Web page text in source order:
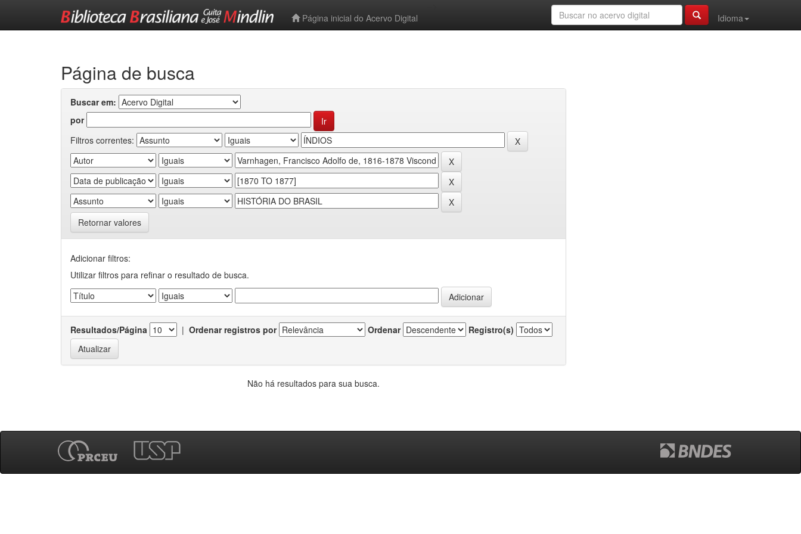
Página inicial do Acervo Digital
Idioma
Página de busca
Buscar em:
por
Filtros correntes:
Retornar valores
Adicionar filtros:
Utilizar filtros para refinar o resultado de busca.
Resultados/Página | Ordenar registros por Ordenar Registro(s)
Não há resultados para sua busca.